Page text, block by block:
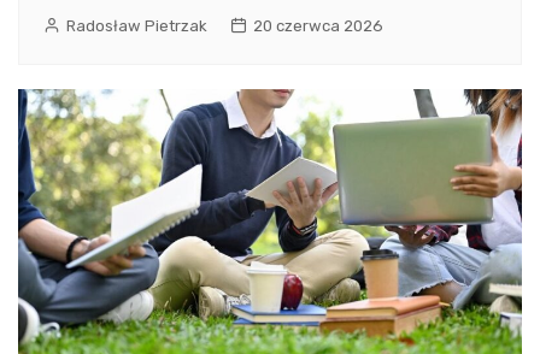
Radosław Pietrzak 20 czerwca 2026